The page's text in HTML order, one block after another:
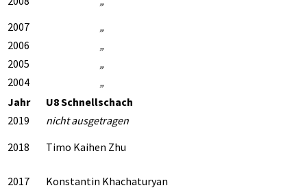
2007
„
2006
„
2005
„
2004
„
Jahr
U8 Schnellschach
2019
nicht ausgetragen
2018
Timo Kaihen Zhu
2017 Konstantin Khachaturyan